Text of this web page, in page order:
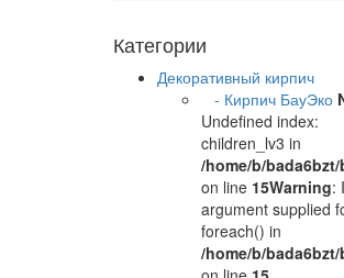
Категории
Декоративный кирпич
- Кирпич БауЭко
Undefined index:
children_lv3 in
/home/b/
on line 15Warning:
argument supplied
foreach() in
/home/b/